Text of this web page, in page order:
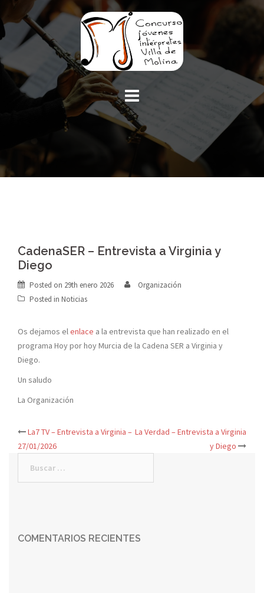
CadenaSER – Entrevista a Virginia y
Diego
Posted on 29th enero 2026
Organización
Posted in Noticias
Os dejamos elenlace a la entrevista que han realizado en el
programa Hoy por hoy Murcia de la Cadena SER a Virginia y
Diego.
Un saludo
La Organización
La7 TV – Entrevista a Virginia –
27/01/2026
La Verdad – Entrevista a Virginia
y Diego
COMENTARIOS RECIENTES